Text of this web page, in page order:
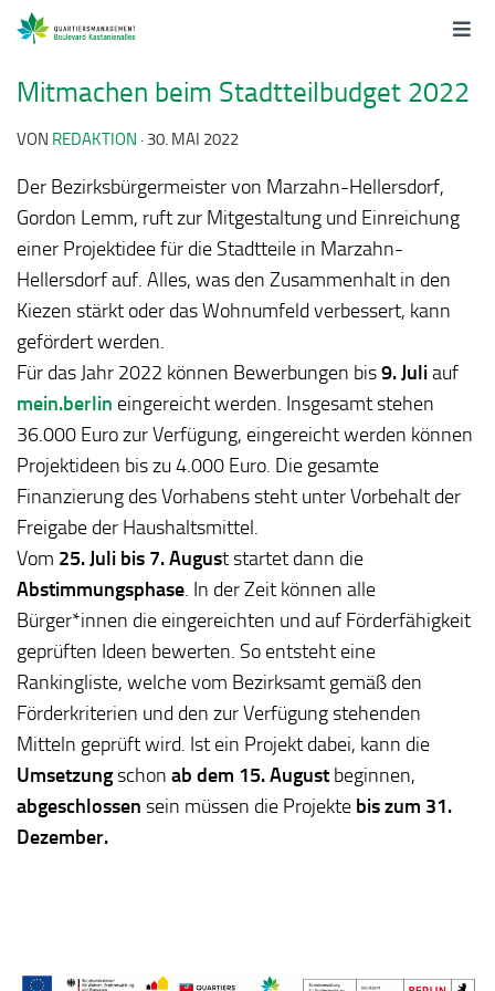
Mitmachen beim Stadtteilbudget 2022
VON REDAKTION · 30. MAI 2022
Der Bezirksbürgermeister von Marzahn-Hellersdorf,
Gordon Lemm, ruft zur Mitgestaltung und Einreichung
einer Projektidee für die Stadtteile in Marzahn-
Hellersdorf auf. Alles, was den Zusammenhalt in den
Kiezen stärkt oder das Wohnumfeld verbessert, kann
gefördert werden.
Für das Jahr 2022 können Bewerbungen bis9. Juliauf
mein.berlin eingereicht werden. Insgesamt stehen
36.000 Euro zur Verfügung, eingereicht werden können
Projektideen bis zu 4.000 Euro. Die gesamte
Finanzierung des Vorhabens steht unter Vorbehalt der
Freigabe der Haushaltsmittel.
Vom 25. Juli bis 7. August startet dann die
Abstimmungsphase. In der Zeit können alle
Bürger*innen die eingereichten und auf Förderfähigkeit
geprüften Ideen bewerten. So entsteht eine
Rankingliste, welche vom Bezirksamt gemäß den
Förderkriterien und den zur Verfügung stehenden
Mitteln geprüft wird. Ist ein Projekt dabei, kann die
Umsetzungschon ab dem 15. August beginnen,
abgeschlossen sein müssen die Projekte bis zum 31.
Dezember.